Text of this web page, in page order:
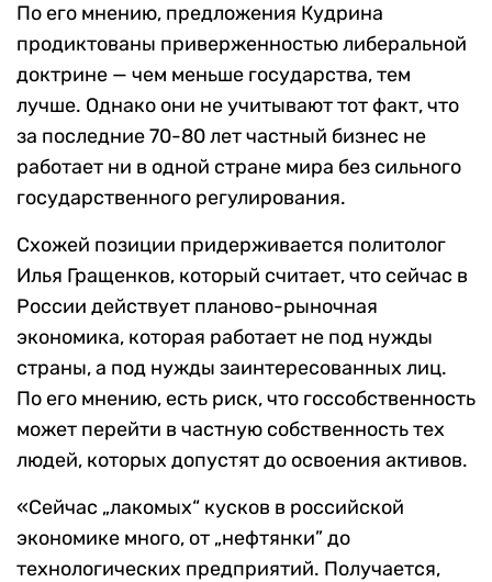
По его мнению, предложения Кудрина
продиктованы приверженностью либеральной
доктрине — чем меньше государства, тем
лучше. Однако они не учитывают тот факт, что
за последние 70-80 лет частный бизнес не
работает ни в одной стране мира без сильного
государственного регулирования.
Схожей позиции придерживается политолог
Илья Гращенков, который считает, что сейчас в
России действует планово-рыночная
экономика, которая работает не под нужды
страны, а под нужды заинтересованных лиц.
По его мнению, есть риск, что госсобственность
может перейти в частную собственность тех
людей, которых допустят до освоения активов.
«Сейчас „лакомых“ кусков в российской
экономике много, от „нефтянки” до
технологических предприятий. Получается,